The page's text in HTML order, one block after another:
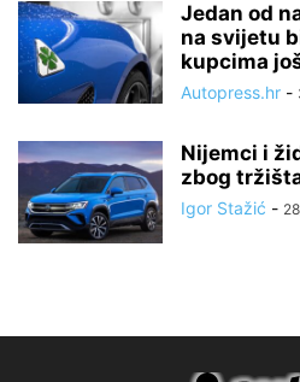
Jedan od
na svijetu
kupcima
Autopress.hr -
Nijemci i
zbog
Igor Stažić -